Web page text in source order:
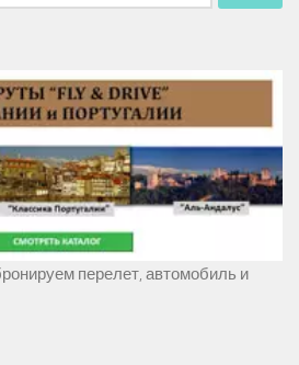
перелет, автомобиль и